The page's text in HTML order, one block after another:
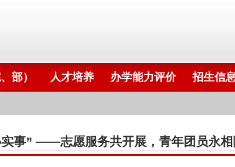
部） 人才培养 办学能力评价 招生信息
实事” ——志愿服务共开展，青年团员永相